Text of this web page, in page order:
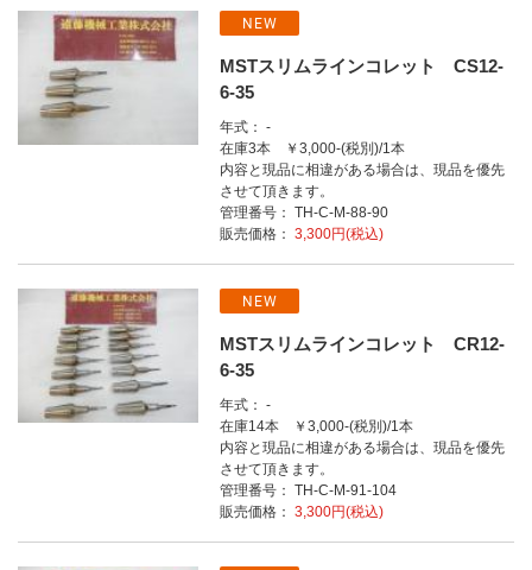
NEW
MSTスリムラインコレット CS12-
6-35
年式： -
在庫3本 ￥3,000-(税別)/1本
内容と現品に相違がある場合は、現品を優先
させて頂きます。
管理番号： TH-C-M-88-90
販売価格：3,300円(税込)
NEW
MSTスリムラインコレット CR12-
6-35
年式： -
在庫14本 ￥3,000-(税別)/1本
内容と現品に相違がある場合は、現品を優先
させて頂きます。
管理番号： TH-C-M-91-104
販売価格：3,300円(税込)